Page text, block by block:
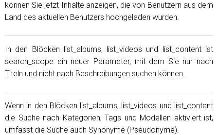
können Sie jetzt Inhalte anzeigen, die von Benutzern aus dem
Land des aktuellen Benutzers hochgeladen wurden.
In den Blöcken list_albums, list_videos und list_content ist
search_scope ein neuer Parameter, mit dem Sie nur nach
Titeln und nicht nach Beschreibungen suchen können.
Wenn in den Blöcken list_albums, list_videos und list_content
die Suche nach Kategorien, Tags und Modellen aktiviert ist,
umfasst die Suche auch Synonyme (Pseudonyme).